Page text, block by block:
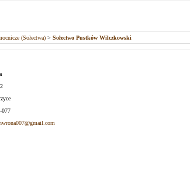
(Sołectwa)> Sołectwo Pustków Wilczkowski
077